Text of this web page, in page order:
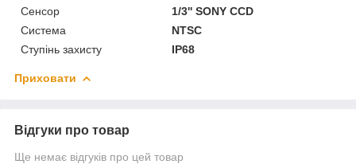
Сенсор
1/3'' SONY CCD
Система
NTSC
Ступінь захисту
IP68
Приховати
Відгуки про товар
Ще немає відгуків про цей товар